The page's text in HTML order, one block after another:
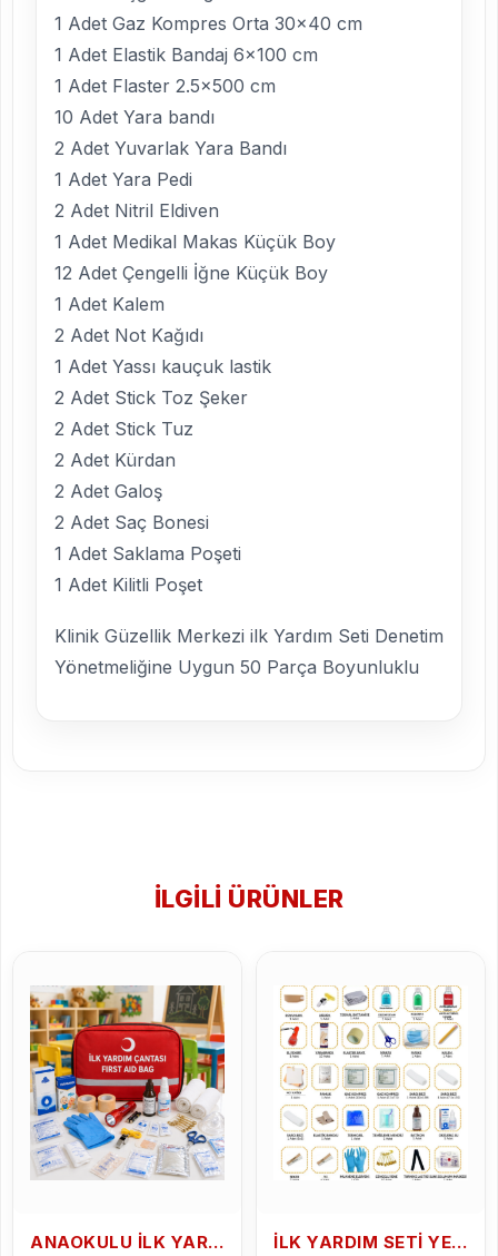
1 Adet Gaz Kompres Orta 30×40 cm
1 Adet Elastik Bandaj 6×100 cm
1 Adet Flaster 2.5×500 cm
10 Adet Yara bandı
2 Adet Yuvarlak Yara Bandı
1 Adet Yara Pedi
2 Adet Nitril Eldiven
1 Adet Medikal Makas Küçük Boy
12 Adet Çengelli İğne Küçük Boy
1 Adet Kalem
2 Adet Not Kağıdı
1 Adet Yassı kauçuk lastik
2 Adet Stick Toz Şeker
2 Adet Stick Tuz
2 Adet Kürdan
2 Adet Galoş
2 Adet Saç Bonesi
1 Adet Saklama Poşeti
1 Adet Kilitli Poşet
Klinik Güzellik Merkezi ilk Yardım Seti Denetim
Yönetmeliğine Uygun 50 Parça Boyunluklu
İLGILI ÜRÜNLER
ANAOKULU ILK YARDIM ÇANTASI 50 PARÇA ILK YARDIM SETI YEDEK İÇERIK ECZA DOLABI YEDEK İÇERIK FULL PAKET